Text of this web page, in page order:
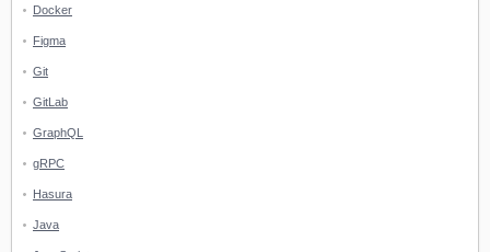
Docker
Figma
Git
GitLab
GraphQL
gRPC
Hasura
Java